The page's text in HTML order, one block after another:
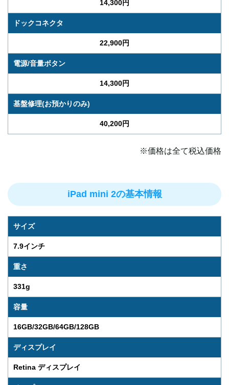
14,300円
ドックコネクタ
22,900円
電源/音量ボタン
14,300円
基盤修理(お預かりのみ)
40,200円
※価格は全て税込価格
iPad mini 2の基本情報
サイズ
7.9インチ
重さ
331g
容量
16GB/32GB/64GB/128GB
ディスプレイ
Retina ディスプレイ